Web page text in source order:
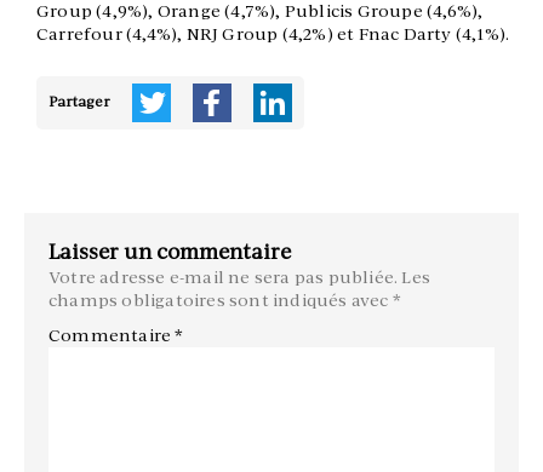
Group (4,9%), Orange (4,7%), Publicis Groupe (4,6%),
Carrefour (4,4%), NRJ Group (4,2%) et Fnac Darty (4,1%).
Partager
Laisser un commentaire
Votre adresse e-mail ne sera pas publiée. Les
champs obligatoires sont indiqués avec *
Commentaire*